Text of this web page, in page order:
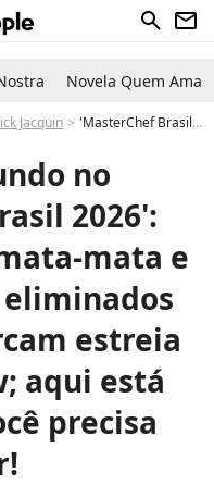
search newsletter
Novela Quem Ama
Jacquin 'MasterChef Brasil 2026' terá fase de grupos, mata-mata e 6 participantes eliminados de uma vez nas seletivas: aqui está TUDO o que você precisa saber!
no
2026':
mata e
estreia
aqui está
precisa